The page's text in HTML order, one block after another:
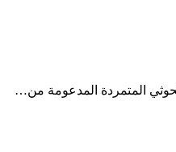
المتمردة المدعومة من…